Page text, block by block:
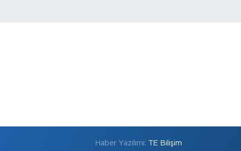
Haber Yazılımı: TE Bilişim